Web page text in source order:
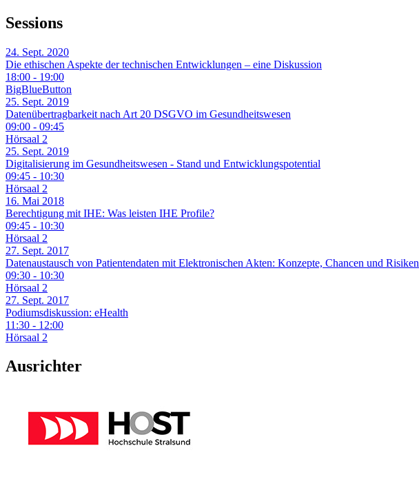
Sessions
24. Sept. 2020
Die ethischen Aspekte der technischen Entwicklungen – eine Diskussion
18:00 - 19:00
BigBlueButton
25. Sept. 2019
Datenübertragbarkeit nach Art 20 DSGVO im Gesundheitswesen
09:00 - 09:45
Hörsaal 2
25. Sept. 2019
Digitalisierung im Gesundheitswesen - Stand und Entwicklungspotential
09:45 - 10:30
Hörsaal 2
16. Mai 2018
Berechtigung mit IHE: Was leisten IHE Profile?
09:45 - 10:30
Hörsaal 2
27. Sept. 2017
Datenaustausch von Patientendaten mit Elektronischen Akten: Konzepte, Chancen und Risiken
09:30 - 10:30
Hörsaal 2
27. Sept. 2017
Podiumsdiskussion: eHealth
11:30 - 12:00
Hörsaal 2
Ausrichter